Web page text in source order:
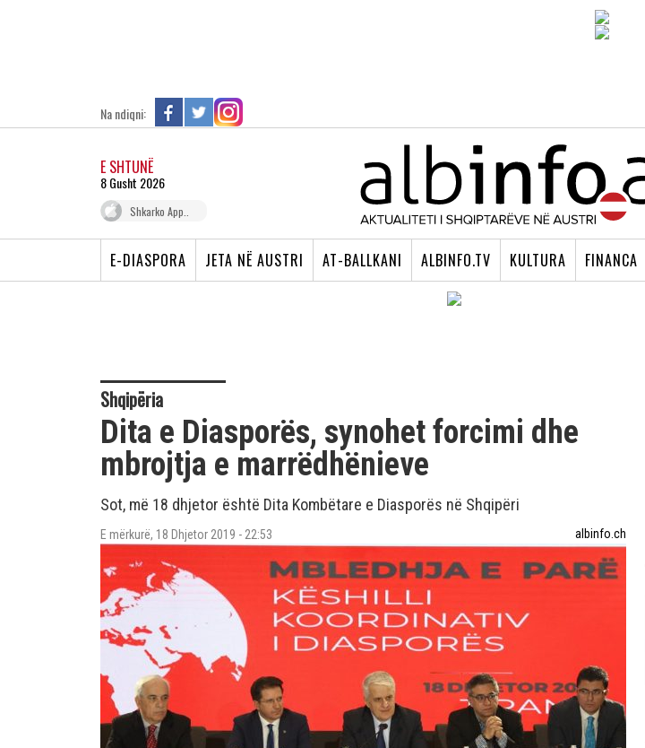
Na ndiqni:
E SHTUNË
8 Gusht 2026
Shkarko App..
E-DIASPORA JETA NË AUSTRI AT-BALLKANI ALBINFO.TV KULTURA FINANCA
Shqipëria
Dita e Diasporës, synohet forcimi dhe
mbrojtja e marrëdhënieve
Sot, më 18 dhjetor është Dita Kombëtare e Diasporës në Shqipëri
E mërkurë, 18 Dhjetor 2019 - 22:53 albinfo.ch